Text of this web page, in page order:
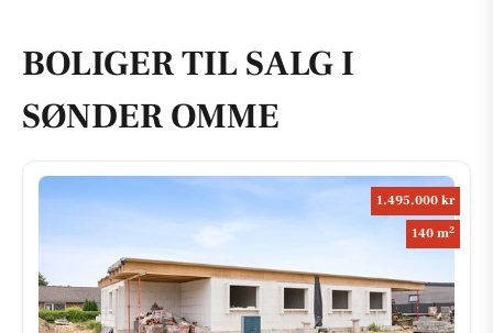
BOLIGER TIL SALG I
SØNDER OMME
1.495.000 kr
140 m2